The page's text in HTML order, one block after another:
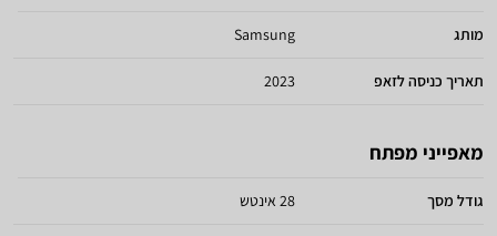
מותג Samsung
תאריך כניסה לזאפ 2023
מאפייני מפתח
גודל מסך 28 אינטש